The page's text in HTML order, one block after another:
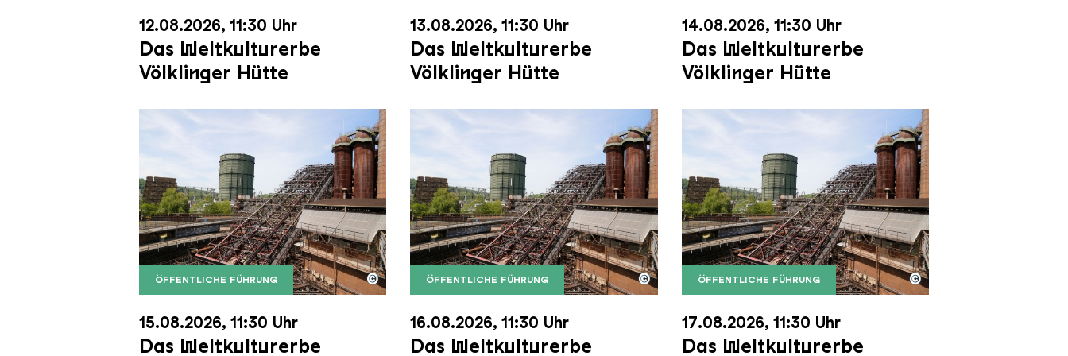
12.08.2026, 11:30 Uhr
Das Weltkulturerbe
Völklinger Hütte
13.08.2026, 11:30 Uhr
Das Weltkulturerbe
Völklinger Hütte
14.08.2026, 11:30 Uhr
Das Weltkulturerbe
Völklinger Hütte
ÖFFENTLICHE FÜHRUNG
Der Erzschrägaufzug der Völklinger Hütte mit dem Gasometer im Hintergrund
Copyright: Weltkulturerbe Völklinger Hütte | Karl Heinrich Veith
©
15.08.2026, 11:30 Uhr
Das Weltkulturerbe
ÖFFENTLICHE FÜHRUNG
Der Erzschrägaufzug der Völklinger Hütte mit dem Gasometer im Hintergrund
Copyright: Weltkulturerbe Völklinger Hütte | Karl Heinrich Veith
©
16.08.2026, 11:30 Uhr
Das Weltkulturerbe
ÖFFENTLICHE FÜHRUNG
Der Erzschrägaufzug der Völklinger Hütte mit dem
Copyright: Weltkulturerbe Völklinger Hütte | Karl
©
17.08.2026, 11:30 Uhr
Das Weltkulturerbe